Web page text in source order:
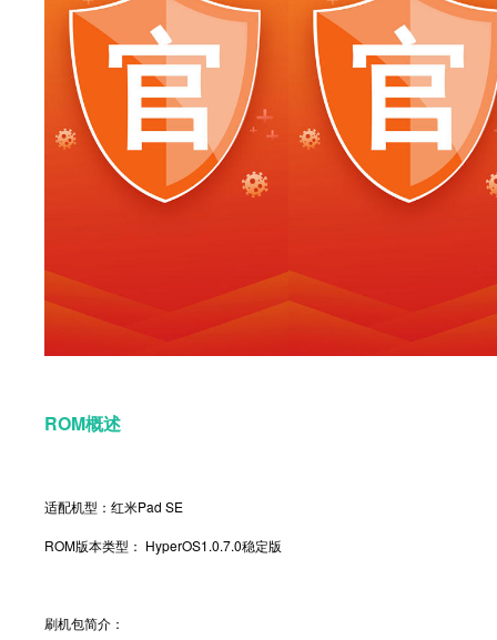
ROM概述
适配机型：红米Pad SE
ROM版本类型： HyperOS1.0.7.0稳定版
刷机包简介：